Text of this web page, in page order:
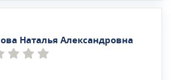
Наталья Александровна